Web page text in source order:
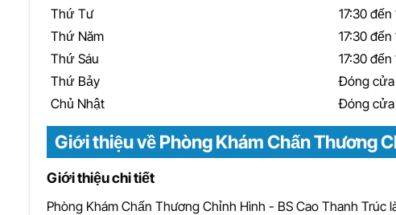
Thứ Tư
17:30 đến
Thứ Năm
17:30 đến
Thứ Sáu
17:30 đến
Thứ Bảy
Đóng cửa
Chủ Nhật
Đóng cửa
Giới thiệu về Phòng Khám Chấn Thương
Giới thiệu chi tiết
Phòng Khám Chấn Thương Chỉnh Hình - BS Cao Thanh Trúc